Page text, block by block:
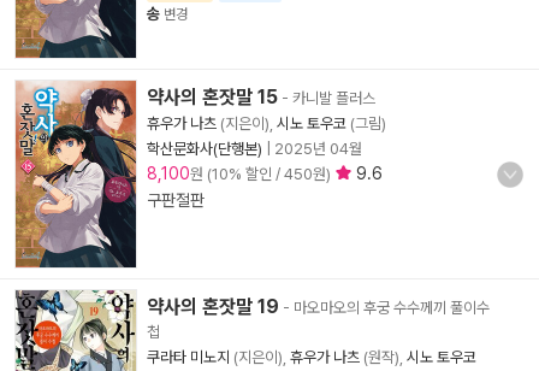
송 변경
약사의 혼잣말 15 - 카니발 플러스
휴우가 나츠 (지은이), 시노 토우코 (그림)
학산문화사(단행본)
2025년 04월
8,100원 (10% 할인 / 450원)
9.6
구판절판
약사의 혼잣말 19 - 마오마오의 후궁 수수께끼 풀이수
첩
쿠라타 미노지 (지은이), 휴우가 나츠 (원작), 시노 토우코